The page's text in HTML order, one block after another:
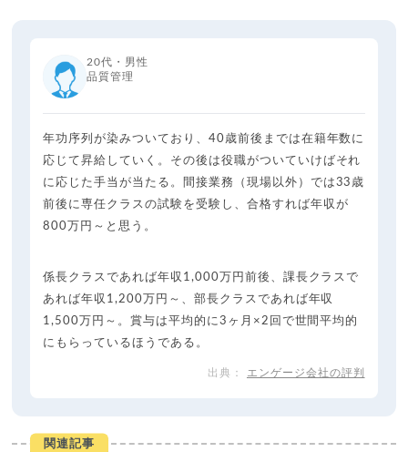
20代・男性
品質管理
年功序列が染みついており、40歳前後までは在籍年数に
応じて昇給していく。その後は役職がついていけばそれ
に応じた手当が当たる。間接業務（現場以外）では33歳
前後に専任クラスの試験を受験し、合格すれば年収が
800万円～と思う。
係長クラスであれば年収1,000万円前後、課長クラスで
あれば年収1,200万円～、部長クラスであれば年収
1,500万円～。賞与は平均的に3ヶ月×2回で世間平均的
にもらっているほうである。
エンゲージ会社の評判
関連記事